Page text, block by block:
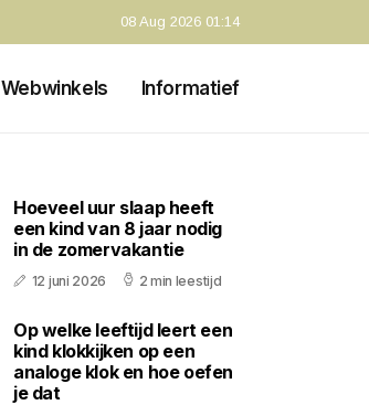
08 Aug 2026 01:14
Webwinkels Informatief
Hoeveel uur slaap heeft
een kind van 8 jaar nodig
in de zomervakantie
12 juni 2026 2 min leestijd
Op welke leeftijd leert een
kind klokkijken op een
analoge klok en hoe oefen
je dat